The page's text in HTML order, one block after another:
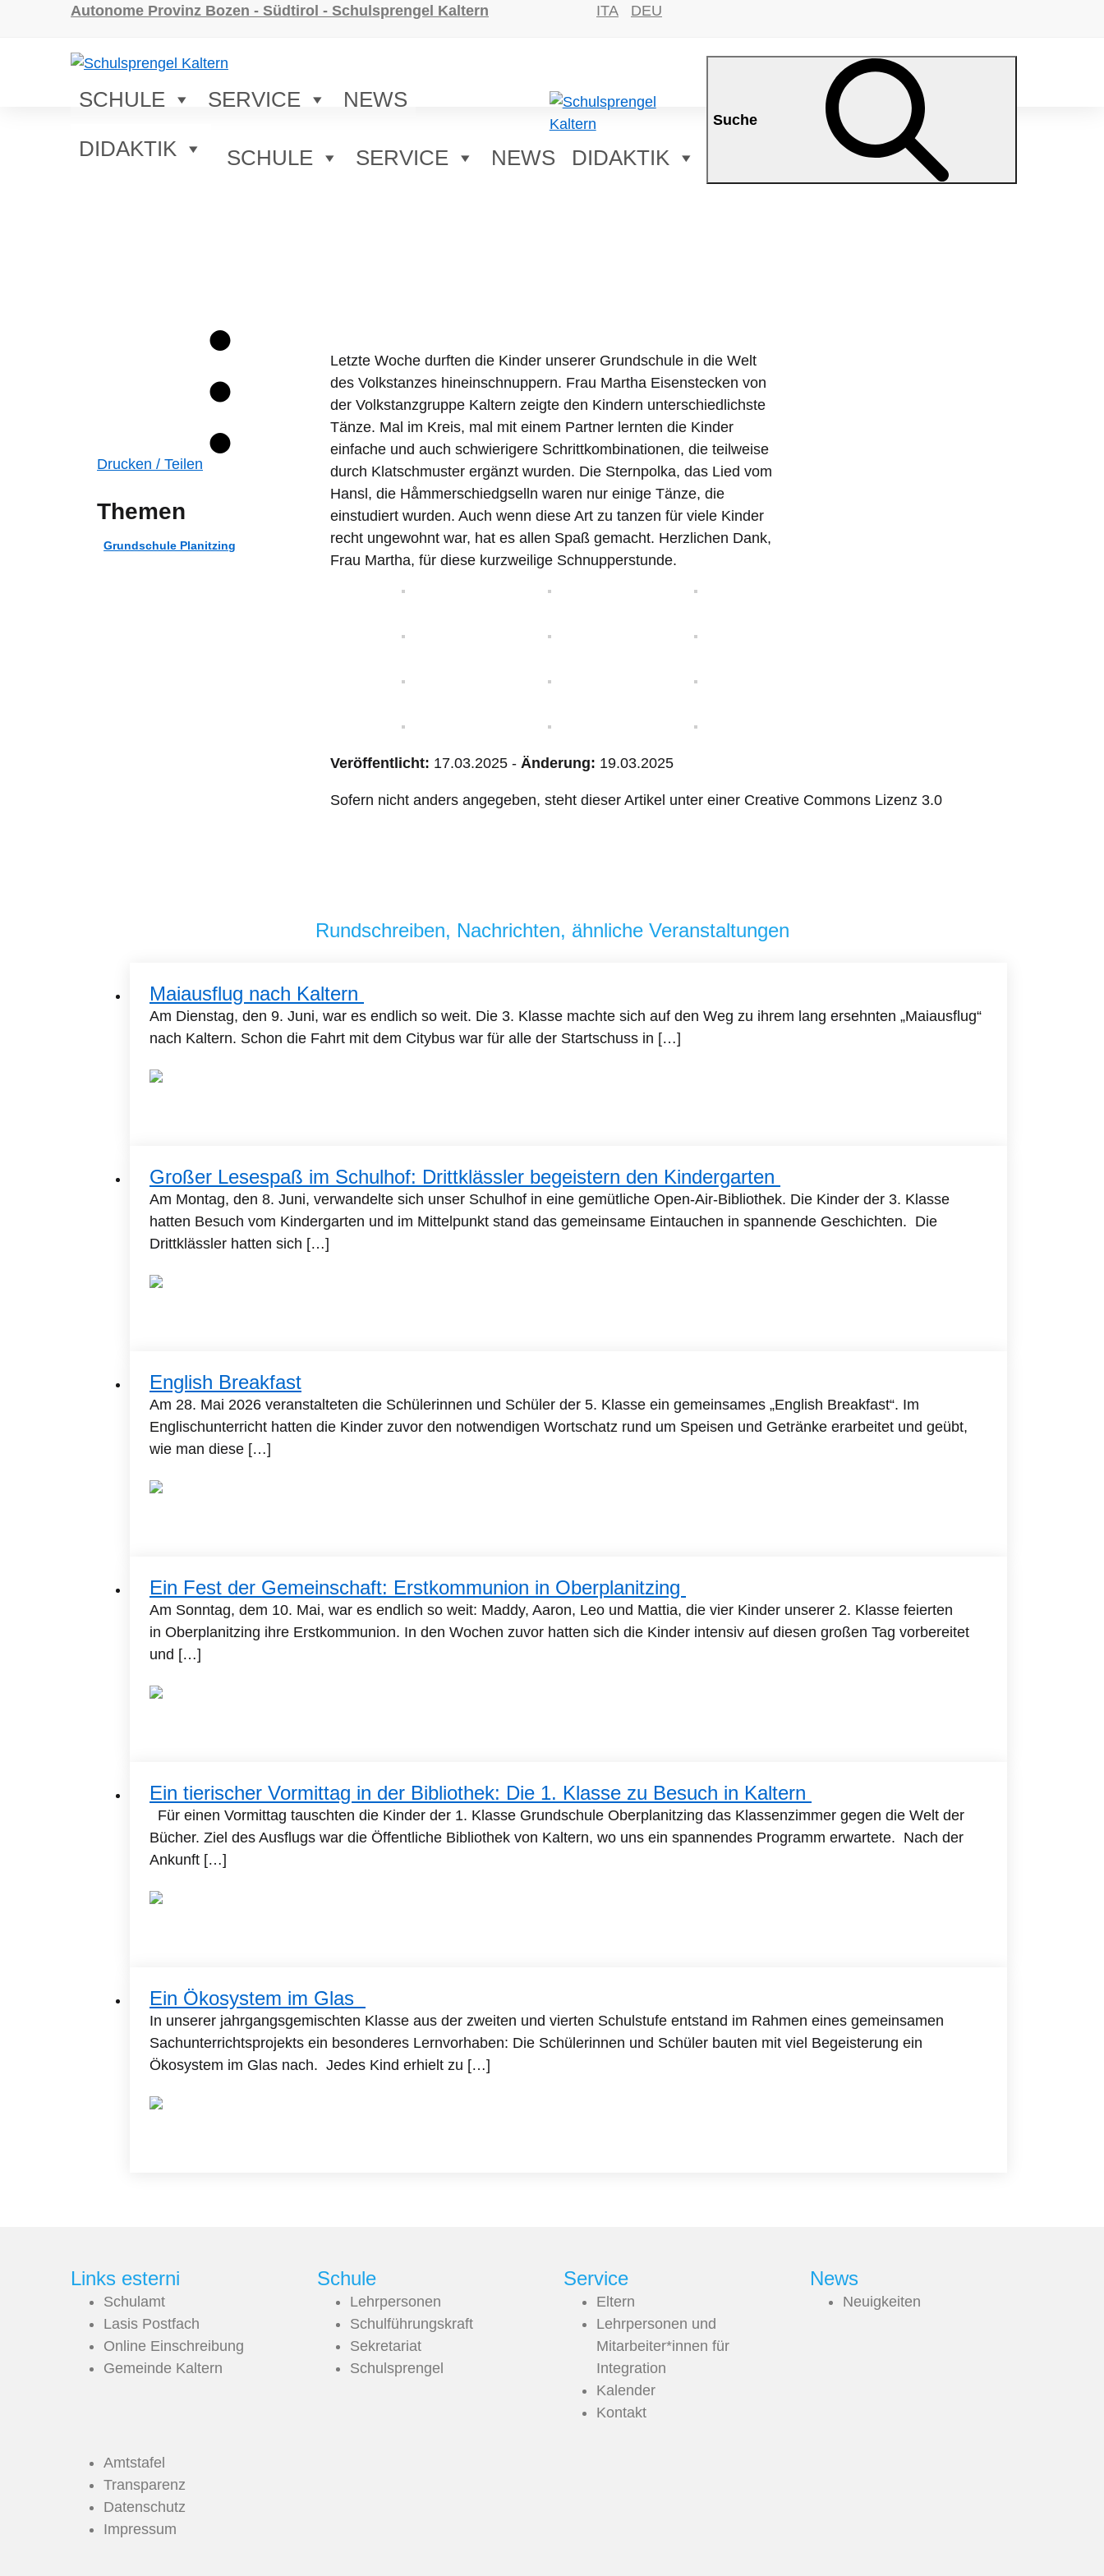
Weiter zum Inhalt
Zum Navigationsmenü gehen
Zur Fußzeile springenAutonome Provinz Bozen - Südtirol - Schulsprengel Kaltern ITA DEU
SCHULE SERVICE
NEWS
DIDAKTIK
Suche
SCHULE SERVICE NEWS DIDAKTIK
Letzte Woche durften die Kinder unserer Grundschule in die Welt
des Volkstanzes hineinschnuppern. Frau Martha Eisenstecken von
der Volkstanzgruppe Kaltern zeigte den Kindern unterschiedlichste
Tänze. Mal im Kreis, mal mit einem Partner lernten die Kinder
einfache und auch schwierigere Schrittkombinationen, die teilweise
durch Klatschmuster ergänzt wurden. Die Sternpolka, das Lied vom
Hansl, die Håmmerschiedgselln waren nur einige Tänze, die
einstudiert wurden. Auch wenn diese Art zu tanzen für viele Kinder
recht ungewohnt war, hat es allen Spaß gemacht. Herzlichen Dank,
Frau Martha, für diese kurzweilige Schnupperstunde.
Veröffentlicht: 17.03.2025 - Änderung: 19.03.2025
Sofern nicht anders angegeben, steht dieser Artikel unter einer Creative Commons Lizenz 3.0
Drucken / Teilen
Themen
Grundschule Planitzing
Rundschreiben, Nachrichten, ähnliche Veranstaltungen
Maiausflug nach Kaltern
Am Dienstag, den 9. Juni, war es endlich so weit. Die 3. Klasse machte sich auf den Weg zu ihrem lang ersehnten „Maiausflug“
nach Kaltern. Schon die Fahrt mit dem Citybus war für alle der Startschuss in […]
Großer Lesespaß im Schulhof: Drittklässler begeistern den Kindergarten
Am Montag, den 8. Juni, verwandelte sich unser Schulhof in eine gemütliche Open-Air-Bibliothek. Die Kinder der 3. Klasse
hatten Besuch vom Kindergarten und im Mittelpunkt stand das gemeinsame Eintauchen in spannende Geschichten. Die
Drittklässler hatten sich […]
English Breakfast
Am 28. Mai 2026 veranstalteten die Schülerinnen und Schüler der 5. Klasse ein gemeinsames „English Breakfast“. Im
Englischunterricht hatten die Kinder zuvor den notwendigen Wortschatz rund um Speisen und Getränke erarbeitet und geübt,
wie man diese […]
Ein Fest der Gemeinschaft: Erstkommunion in Oberplanitzing
Am Sonntag, dem 10. Mai, war es endlich so weit: Maddy, Aaron, Leo und Mattia, die vier Kinder unserer 2. Klasse feierten
in Oberplanitzing ihre Erstkommunion. In den Wochen zuvor hatten sich die Kinder intensiv auf diesen großen Tag vorbereitet
und […]
Ein tierischer Vormittag in der Bibliothek: Die 1. Klasse zu Besuch in Kaltern
Für einen Vormittag tauschten die Kinder der 1. Klasse Grundschule Oberplanitzing das Klassenzimmer gegen die Welt der
Bücher. Ziel des Ausflugs war die Öffentliche Bibliothek von Kaltern, wo uns ein spannendes Programm erwartete. Nach der
Ankunft […]
Ein Ökosystem im Glas
In unserer jahrgangsgemischten Klasse aus der zweiten und vierten Schulstufe entstand im Rahmen eines gemeinsamen
Sachunterrichtsprojekts ein besonderes Lernvorhaben: Die Schülerinnen und Schüler bauten mit viel Begeisterung ein
Ökosystem im Glas nach. Jedes Kind erhielt zu […]
Links esterni
Schulamt
Lasis Postfach
Online Einschreibung
Gemeinde Kaltern
Schule
Lehrpersonen
Schulführungskraft
Sekretariat
Schulsprengel
Service
Eltern
Lehrpersonen und
Mitarbeiter*innen für
Integration
Kalender
Kontakt
News
Neuigkeiten
Amtstafel
Transparenz
Datenschutz
Impressum